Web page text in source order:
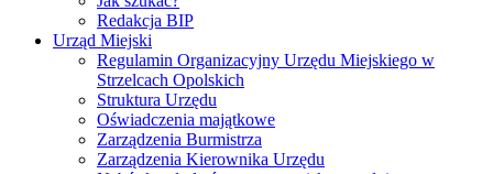
Redakcja BIP
Urząd Miejski
Regulamin Organizacyjny Urzędu Miejskiego w
Strzelcach Opolskich
Struktura Urzędu
Oświadczenia majątkowe
Zarządzenia Burmistrza
Zarządzenia Kierownika Urzędu